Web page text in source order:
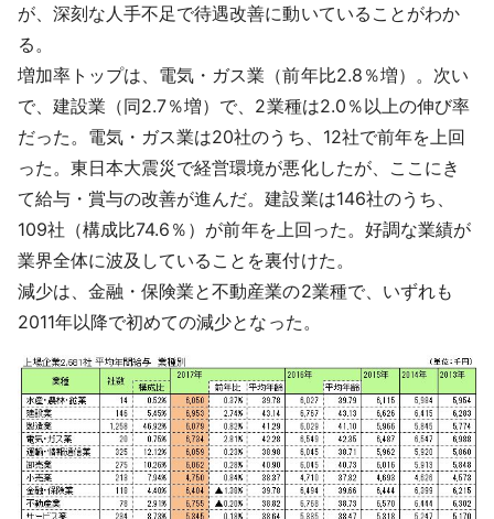
が、深刻な人手不足で待遇改善に動いていることがわか
る。
増加率トップは、電気・ガス業（前年比2.8％増）。次い
で、建設業（同2.7％増）で、2業種は2.0％以上の伸び率
だった。電気・ガス業は20社のうち、12社で前年を上回
った。東日本大震災で経営環境が悪化したが、ここにき
て給与・賞与の改善が進んだ。建設業は146社のうち、
109社（構成比74.6％）が前年を上回った。好調な業績が
業界全体に波及していることを裏付けた。
減少は、金融・保険業と不動産業の2業種で、いずれも
2011年以降で初めての減少となった。